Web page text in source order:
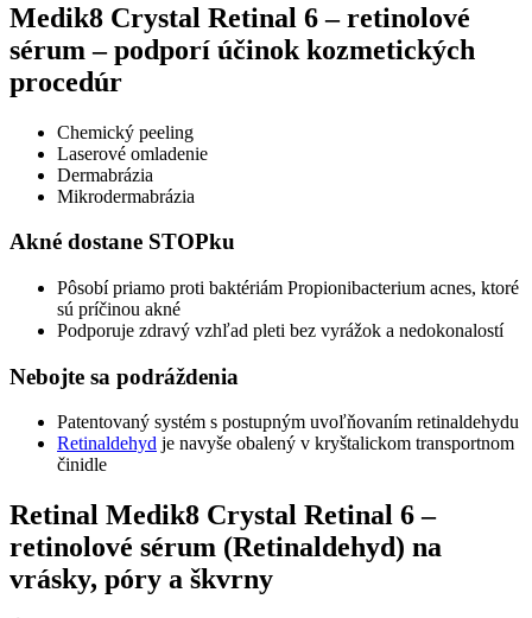
Medik8 Crystal Retinal 6 – retinolové
sérum – podporí účinok kozmetických
procedúr
Chemický peeling
Laserové omladenie
Dermabrázia
Mikrodermabrázia
Akné dostane STOPku
Pôsobí priamo proti baktériám Propionibacterium acnes, ktoré
sú príčinou akné
Podporuje zdravý vzhľad pleti bez vyrážok a nedokonalostí
Nebojte sa podráždenia
Patentovaný systém s postupným uvoľňovaním retinaldehydu
Retinaldehyd je navyše obalený v kryštalickom transportnom
činidle
Retinal Medik8 Crystal Retinal 6 –
retinolové sérum (Retinaldehyd) na
vrásky, póry a škvrny